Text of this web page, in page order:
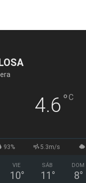
4.6°C
93% 5.3m/s
VIE
10°
SÁB
11 °
DOM
8°